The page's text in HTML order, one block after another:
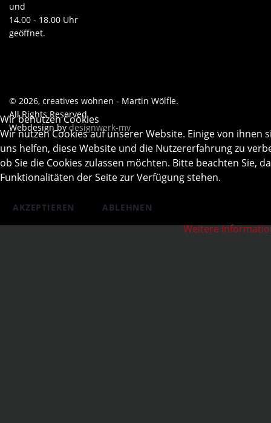
und
14.00 - 18.00 Uhr
geöffnet.
© 2026, creatives wohnen - Martin Wölfle.
All Rights Reserved
Webdesign by designwerk-mv
Wir benutzen Cookies
Wir nutzen Cookies auf unserer Website. Einige von
uns helfen, diese Website und die Nutzererfahrung zu
ob Sie die Cookies zulassen möchten. Bitte beachten Sie,
Funktionalitäten der Seite zur Verfügung stehen.
AKZEPTIEREN ABLEHNEN
Weitere